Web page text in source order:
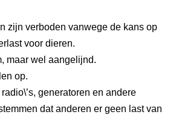
zijn verboden vanwege de kans op
voor dieren.
maar wel aangelijnd.
op.
generatoren en andere
dat anderen er geen last van